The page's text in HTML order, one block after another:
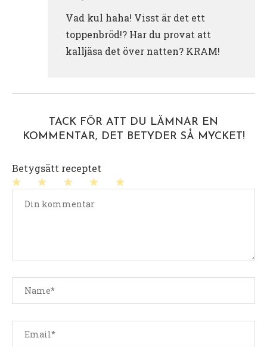
Vad kul haha! Visst är det ett
toppenbröd!? Har du provat att
kalljäsa det över natten? KRAM!
TACK FÖR ATT DU LÄMNAR EN
KOMMENTAR, DET BETYDER SÅ MYCKET!
Betygsätt receptet
stjärnor
stjärnor
stjärnor
stjärna